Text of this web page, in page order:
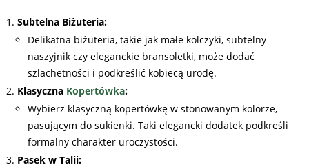
Subtelna Biżuteria:
Delikatna biżuteria, takie jak małe kolczyki, subtelny
naszyjnik czy eleganckie bransoletki, może dodać
szlachetności i podkreślić kobiecą urodę.
Klasyczna Kopertówka:
Wybierz klasyczną kopertówkę w stonowanym kolorze,
pasującym do sukienki. Taki elegancki dodatek podkreśli
formalny charakter uroczystości.
Pasek w Talii: